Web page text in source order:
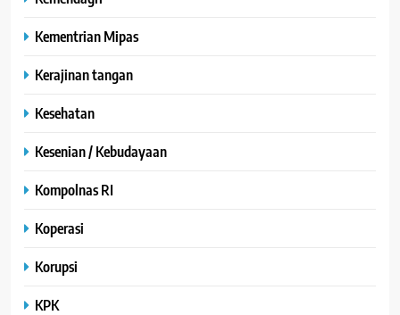
Kementrian Mipas
Kerajinan tangan
Kesehatan
Kesenian / Kebudayaan
Kompolnas RI
Koperasi
Korupsi
KPK